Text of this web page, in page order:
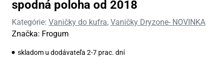
spodná poloha od 2018
Kategórie: Vaničky do kufra, Vaničky Dryzone- NOVINKA
Značka: Frogum
skladom u dodávateľa 2-7 prac. dní